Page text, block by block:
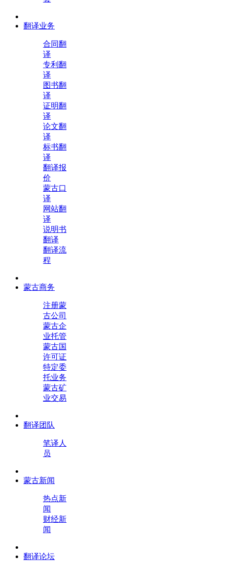
翻译业务
合同翻
译
专利翻
译
图书翻
译
证明翻
译
论文翻
译
标书翻
译
翻译报
价
蒙古口
译
网站翻
译
说明书
翻译
翻译流
程
蒙古商务
注册蒙
古公司
蒙古企
业托管
蒙古国
许可证
特定委
托业务
蒙古矿
业交易
翻译团队
笔译人
员
蒙古新闻
热点新
闻
财经新
闻
翻译论坛